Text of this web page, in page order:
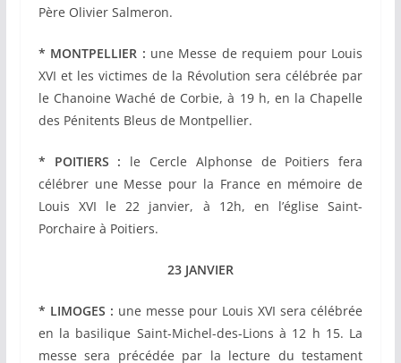
Père Olivier Salmeron.
* MONTPELLIER : une Messe de requiem pour Louis
XVI et les victimes de la Révolution sera célébrée par
le Chanoine Waché de Corbie, à 19 h, en la Chapelle
des Pénitents Bleus de Montpellier.
* POITIERS : le Cercle Alphonse de Poitiers fera
célébrer une Messe pour la France en mémoire de
Louis XVI le 22 janvier, à 12h, en l’église Saint-
Porchaire à Poitiers.
23 JANVIER
* LIMOGES : une messe pour Louis XVI sera célébrée
en la basilique Saint-Michel-des-Lions à 12 h 15. La
messe sera précédée par la lecture du testament